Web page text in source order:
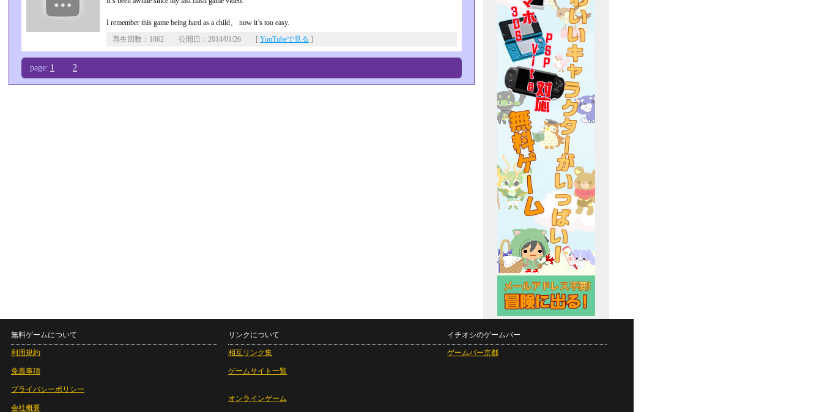
I remember this game being hard as a child、 now it’s too easy.
再生回数：1862 公開日：2014/01/26 [ YouTubeで見る ]
page: 1 2
無料ゲームについて
利用規約
免責事項
プライバシーポリシー
会社概要
リンクについて
相互リンク集
ゲームサイト一覧
オンラインゲーム
イチオシのゲームバー
ゲームバー京都